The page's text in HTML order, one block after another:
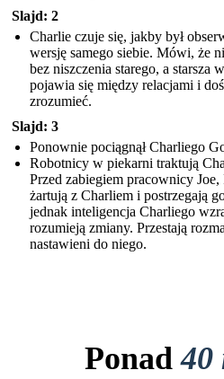
Slajd: 2
Charlie czuje się, jakby był
wersję samego siebie. Mówi, że
bez niszczenia starego, a
pojawia się między relacjami i
zrozumieć.
Slajd: 3
Ponownie pociągnął Charliego
Robotnicy w piekarni traktują
Przed zabiegiem pracownicy
żartują z Charliem i postrzegają
jednak inteligencja Charliego
rozumieją zmiany. Przestają
nastawieni do niego.
Ponad40